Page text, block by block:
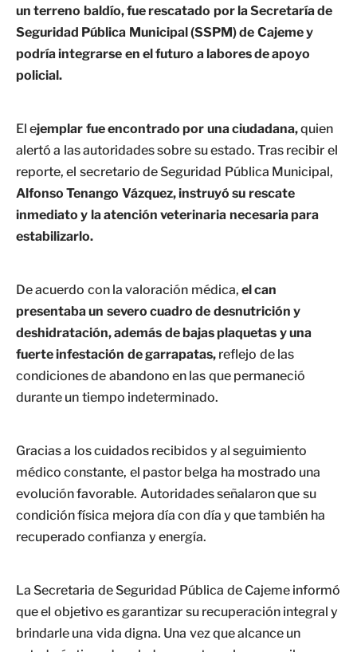
un terreno baldío, fue rescatado por la Secretaría de
Seguridad Pública Municipal (SSPM) de Cajeme y
podría integrarse en el futuro a labores de apoyo
policial.
El ejemplar fue encontrado por una ciudadana,quien
alertó a las autoridades sobre su estado. Tras recibir el
reporte, el secretario de Seguridad Pública Municipal,
Alfonso Tenango Vázquez, instruyó su rescate
inmediato y la atención veterinaria necesaria para
estabilizarlo.
De acuerdo con la valoración médica, el can
presentaba un severo cuadro de desnutrición y
deshidratación, además de bajas plaquetas y una
fuerte infestación de garrapatas,reflejo de las
condiciones de abandono en las que permaneció
durante un tiempo indeterminado.
Gracias a los cuidados recibidos y al seguimiento
médico constante, el pastor belga ha mostrado una
evolución favorable. Autoridades señalaron que su
condición física mejora día con día y que también ha
recuperado confianza y energía.
La Secretaria de Seguridad Pública de Cajeme informó
que el objetivo es garantizar su recuperación integral y
brindarle una vida digna. Una vez que alcance un